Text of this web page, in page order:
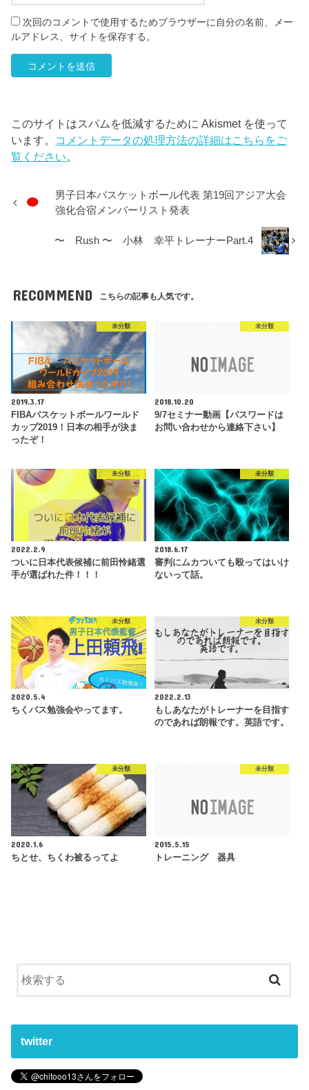
次回のコメントで使用するためブラウザーに自分の名前、メー
ルアドレス、サイトを保存する。
このサイトはスパムを低減するために Akismet を使って
います。 コメントデータの処理方法の詳細はこちらをご
覧ください。
男子日本バスケットボール代表 第19回アジア大会
強化合宿メンバーリスト発表
〜 Rush 〜 小林 幸平トレーナーPart.4
RECOMMEND こちらの記事も人気です。
未分類
2019.3.17
FIBAバスケットボールワールド
カップ2019！日本の相手が決ま
ったぞ！
未分類
2018.10.20
9/7セミナー動画【パスワードは
お問い合わせから連絡下さい】
未分類
2022.2.9
ついに日本代表候補に前田怜緒選
手が選ばれた件！！！
未分類
2018.6.17
審判にムカついても殴ってはいけ
ないって話。
未分類
2020.5.4
ちくバス勉強会やってます。
未分類
2022.2.13
もしあなたがトレーナーを目指す
のであれば朗報です。英語です。
未分類
2020.1.6
ちとせ、ちくわ被るってよ
未分類
2015.5.15
トレーニング 器具
twitter